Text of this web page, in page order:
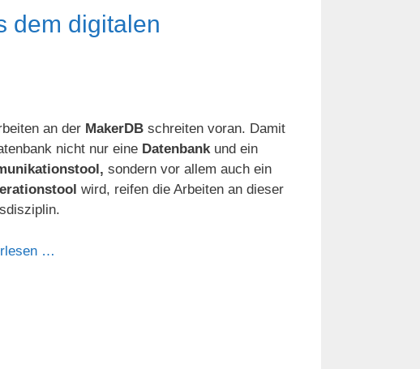
dem digitalen
an der MakerDBschreiten voran. Damit
nicht nur eine Datenbankund ein
sondern vor allem auch ein
wird, reifen die Arbeiten an dieser
…